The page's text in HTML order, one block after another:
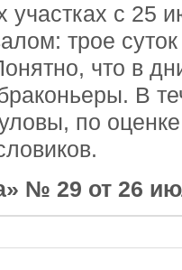
с 25
трое
что в
В
по
№ 29 от 26